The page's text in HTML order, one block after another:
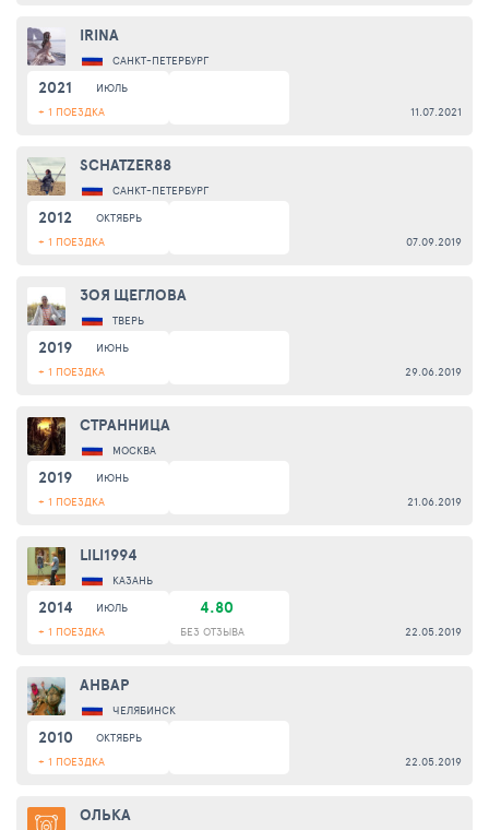
IRINA
САНКТ-ПЕТЕРБУРГ
2021
ИЮЛЬ
+ 1 ПОЕЗДКА
11.07.2021
SCHATZER88
САНКТ-ПЕТЕРБУРГ
2012
ОКТЯБРЬ
+ 1 ПОЕЗДКА
07.09.2019
ЗОЯ ЩЕГЛОВА
ТВЕРЬ
2019
ИЮНЬ
+ 1 ПОЕЗДКА
29.06.2019
СТРАННИЦА
МОСКВА
2019
ИЮНЬ
+ 1 ПОЕЗДКА
21.06.2019
LILI1994
КАЗАНЬ
2014
ИЮЛЬ
+ 1 ПОЕЗДКА
4.80
БЕЗ ОТЗЫВА 22.05.2019
АНВАР
ЧЕЛЯБИНСК
2010
ОКТЯБРЬ
+ 1 ПОЕЗДКА
22.05.2019
ОЛЬКА